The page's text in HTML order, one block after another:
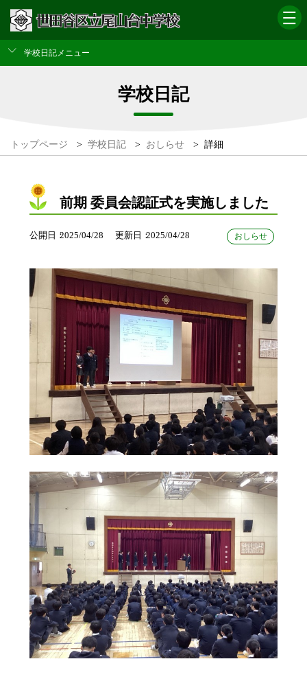
学校日記メニュー
学校日記
トップページ > 学校日記 > おしらせ > 詳細
前期 委員会認証式を実施しました
公開日 2025/04/28 更新日 2025/04/28 おしらせ